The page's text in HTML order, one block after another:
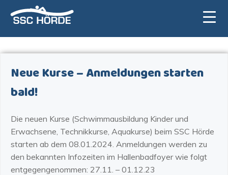
Neue Kurse – Anmeldungen starten
bald!
Die neuen Kurse (Schwimmausbildung Kinder und
Erwachsene, Technikkurse, Aquakurse) beim SSC Hörde
starten ab dem 08.01.2024. Anmeldungen werden zu
den bekannten Infozeiten im Hallenbadfoyer wie folgt
entgegengenommen: 27.11. – 01.12.23